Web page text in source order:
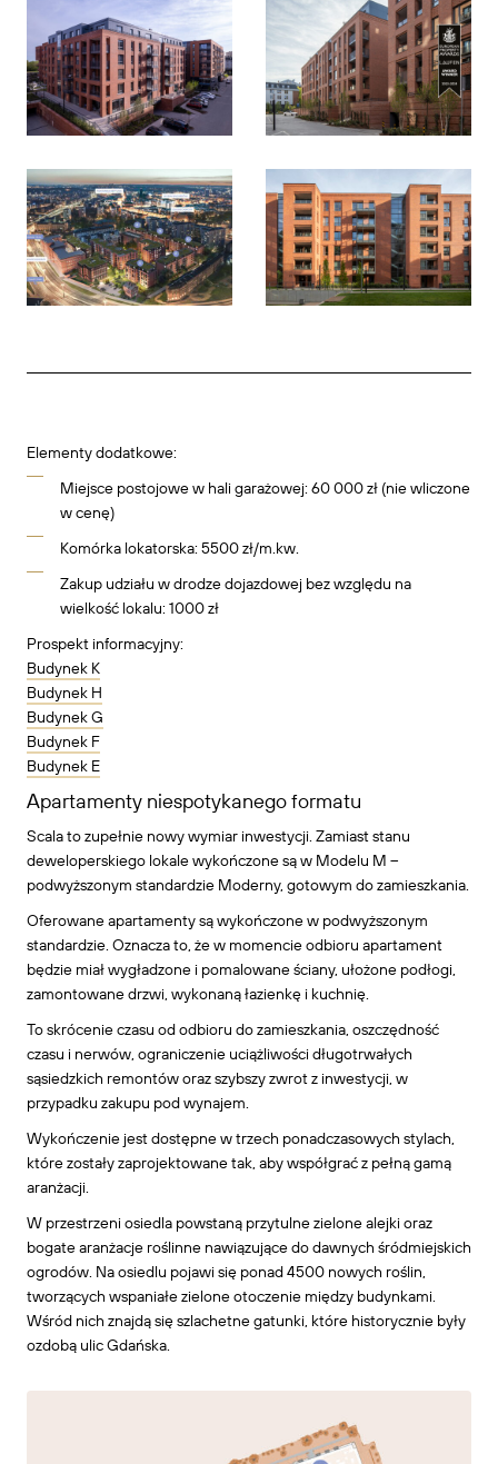
Elementy dodatkowe:
Miejsce postojowe w hali garażowej: 60 000 zł (nie wliczone
w cenę)
Komórka lokatorska: 5500 zł/m.kw.
Zakup udziału w drodze dojazdowej bez względu na
wielkość lokalu: 1000 zł
Prospekt informacyjny:
Budynek K
Budynek H
Budynek G
Budynek F
Budynek E
Apartamenty niespotykanego formatu
Scala to zupełnie nowy wymiar inwestycji. Zamiast stanu
deweloperskiego lokale wykończone są w Modelu M –
podwyższonym standardzie Moderny, gotowym do zamieszkania.
Oferowane apartamenty są wykończone w podwyższonym
standardzie. Oznacza to, że w momencie odbioru apartament
będzie miał wygładzone i pomalowane ściany, ułożone podłogi,
zamontowane drzwi, wykonaną łazienkę i kuchnię.
To skrócenie czasu od odbioru do zamieszkania, oszczędność
czasu i nerwów, ograniczenie uciążliwości długotrwałych
sąsiedzkich remontów oraz szybszy zwrot z inwestycji, w
przypadku zakupu pod wynajem.
Wykończenie jest dostępne w trzech ponadczasowych stylach,
które zostały zaprojektowane tak, aby współgrać z pełną gamą
aranżacji.
W przestrzeni osiedla powstaną przytulne zielone alejki oraz
bogate aranżacje roślinne nawiązujące do dawnych śródmiejskich
ogrodów. Na osiedlu pojawi się ponad 4500 nowych roślin,
tworzących wspaniałe zielone otoczenie między budynkami.
Wśród nich znajdą się szlachetne gatunki, które historycznie były
ozdobą ulic Gdańska.